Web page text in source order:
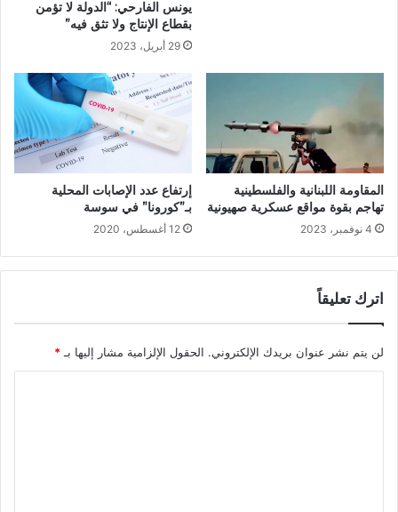
يونس الفارحي: “الدولة لا تؤمن
بقطاع الإنتاج ولا تثق فيه”
29 أبريل، 2023
المقاومة اللبنانية والفلسطينية
تهاجم بقوة مواقع عسكرية صهيونية
4 نوفمبر، 2023
إرتفاع عدد الإصابات المحلية
بـ”كورونا” في سوسة
12 أغسطس، 2020
اترك تعليقاً
لن يتم نشر عنوان بريدك الإلكتروني. الحقول الإلزامية مشار إليها بـ*